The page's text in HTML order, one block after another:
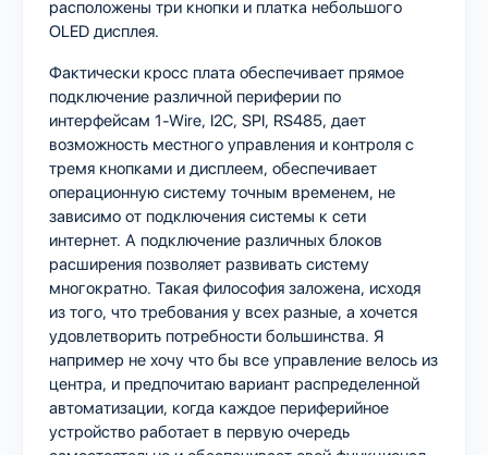
расположены три кнопки и платка небольшого
OLED дисплея.
Фактически кросс плата обеспечивает прямое
подключение различной периферии по
интерфейсам 1-Wire, I2C, SPI, RS485, дает
возможность местного управления и контроля с
тремя кнопками и дисплеем, обеспечивает
операционную систему точным временем, не
зависимо от подключения системы к сети
интернет. А подключение различных блоков
расширения позволяет развивать систему
многократно. Такая философия заложена, исходя
из того, что требования у всех разные, а хочется
удовлетворить потребности большинства. Я
например не хочу что бы все управление велось из
центра, и предпочитаю вариант распределенной
автоматизации, когда каждое периферийное
устройство работает в первую очередь